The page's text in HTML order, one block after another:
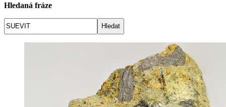
Hledaná fráze